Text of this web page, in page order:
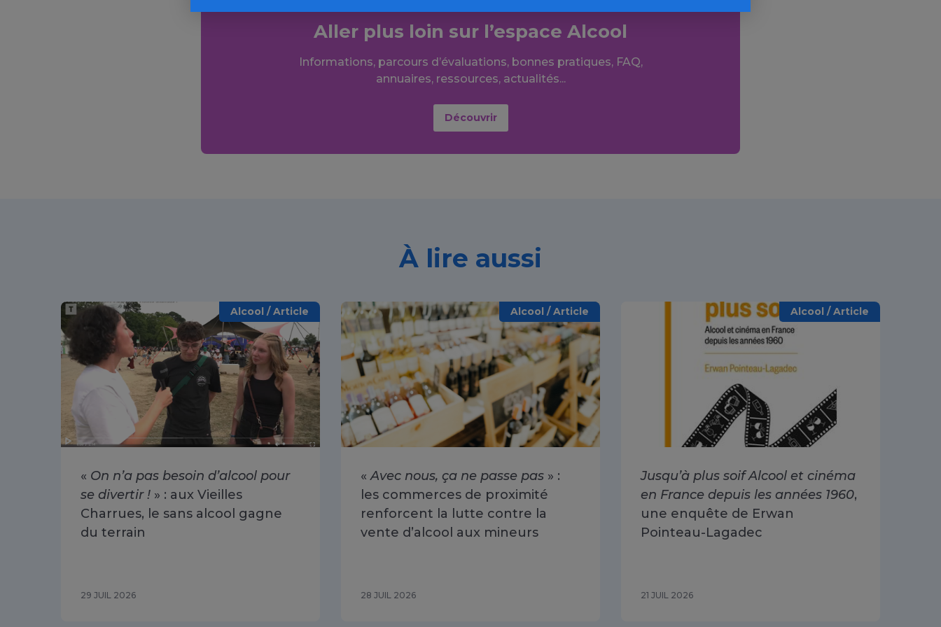
Aller plus loin sur l’espace Alcool
Informations, parcours d’évaluations, bonnes pratiques, FAQ,
annuaires, ressources, actualités...
Découvrir
À lire aussi
Alcool / Article
« On n’a pas besoin d’alcool pour
se divertir ! » : aux Vieilles
Charrues, le sans alcool gagne
du terrain
29 JUIL 2026
Alcool / Article
«Avec nous, ça ne passe pas » :
les commerces de proximité
renforcent la lutte contre la
vente d’alcool aux mineurs
28 JUIL 2026
Alcool / Article
Jusqu’à plus soif Alcool et cinéma
en France depuis les années 1960,
une enquête de Erwan
Pointeau-Lagadec
21 JUIL 2026